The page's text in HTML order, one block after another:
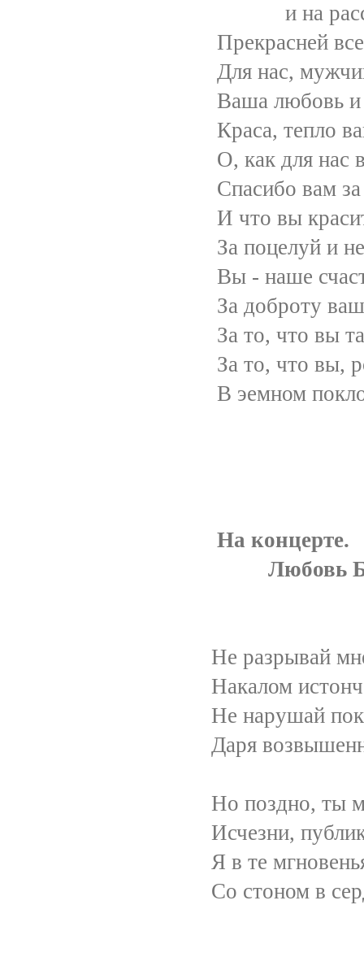
и на
Прекрасней всех
Для нас, мужчин,
Ваша любовь и
Краса, тепло
О, как для нас вы
Спасибо вам за
И что вы красите
За поцелуй и
Вы - наше счастье и
За доброту вашу и
За то, что вы такие
За то, что вы,
В эемном поклоне мы
На концерте.
Любовь
Не разрывай мне
Накалом
Не нарушай покой
Даря возвышенную
Но поздно, ты меня
Исчезни, публика и
Я в те мгновенья
Со стоном в сердце и